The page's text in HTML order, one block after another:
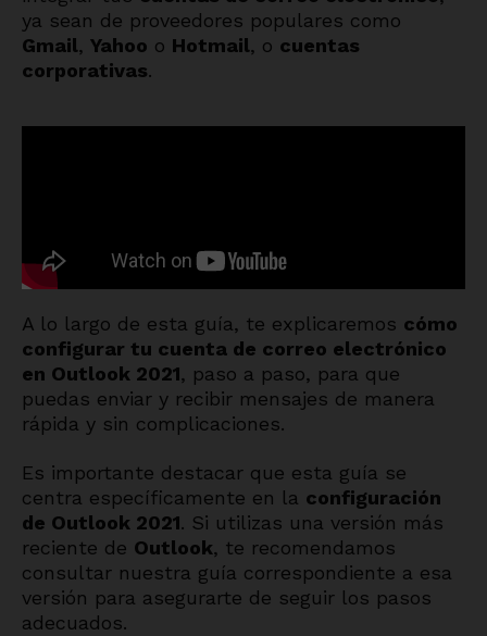
ya sean de proveedores populares como
Gmail, Yahoo o Hotmail, o cuentas
corporativas.
A lo largo de esta guía, te explicaremos cómo
configurar tu cuenta de correo electrónico
en Outlook 2021, paso a paso, para que
puedas enviar y recibir mensajes de manera
rápida y sin complicaciones.
Es importante destacar que esta guía se
centra específicamente en la configuración
de Outlook 2021. Si utilizas una versión más
reciente de Outlook, te recomendamos
consultar nuestra guía correspondiente a esa
versión para asegurarte de seguir los pasos
adecuados.